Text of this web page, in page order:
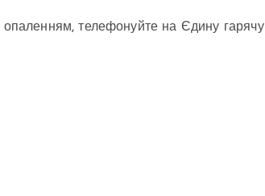
телефонуйте на Єдину гарячу